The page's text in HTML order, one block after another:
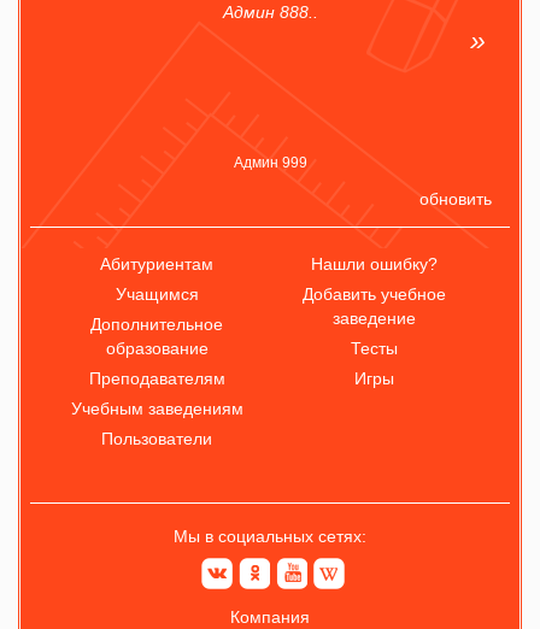
Админ 888..
Админ 999
обновить
Абитуриентам
Учащимся
Дополнительное
образование
Преподавателям
Учебным заведениям
Пользователи
Нашли ошибку?
Добавить учебное
заведение
Тесты
Игры
Мы в социальных сетях:
Компания